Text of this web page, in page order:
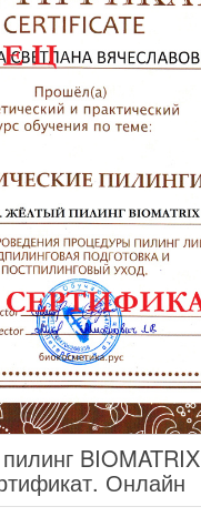
BIOMATRIX
Онлайн